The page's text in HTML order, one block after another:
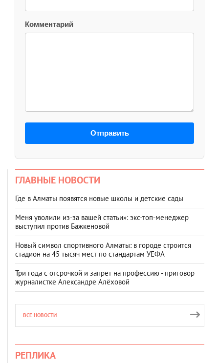
Комментарий
Отправить
ГЛАВНЫЕ НОВОСТИ
Где в Алматы появятся новые школы и детские сады
Меня уволили из-за вашей статьи»: экс-топ-менеджер
выступил против Бажкеновой
Новый символ спортивного Алматы: в городе строится
стадион на 45 тысяч мест по стандартам УЕФА
Три года с отсрочкой и запрет на профессию - приговор
журналистке Александре Алёховой
ВСЕ НОВОСТИ
РЕПЛИКА